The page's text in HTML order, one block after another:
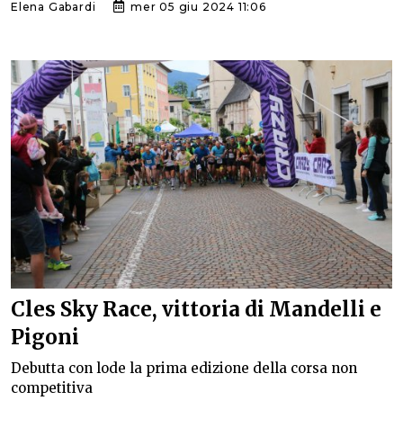
Elena Gabardi mer 05 giu 2024 11:06
Cles Sky Race, vittoria di Mandelli e
Pigoni
Debutta con lode la prima edizione della corsa non
competitiva